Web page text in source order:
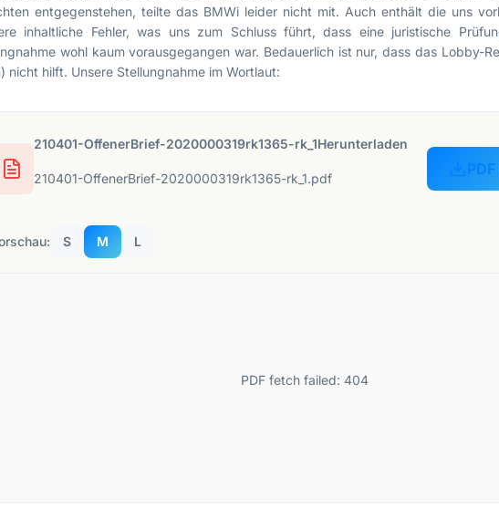
entgegenstehen, teilte das BMWi leider nicht mit. Auch enthält die uns
inhaltliche Fehler, was uns zum Schluss führt, dass eine juristische
wohl kaum vorausgegangen war. Bedauerlich ist nur, dass das Lobby-
nicht hilft. Unsere Stellungnahme im Wortlaut:
210401-OffenerBrief-2020000319rk1365-rk_1Herunterladen
210401-OffenerBrief-2020000319rk1365-rk_1.pdf
S M L
PDF fetch failed: 404